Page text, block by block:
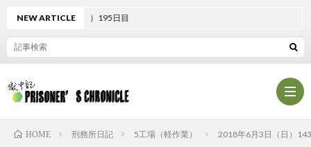
NEW ARTICLE
2018年7月25日（水）195日目
HOME 刑務所日記 5工場（軽作業） 2018年6月3日（日）